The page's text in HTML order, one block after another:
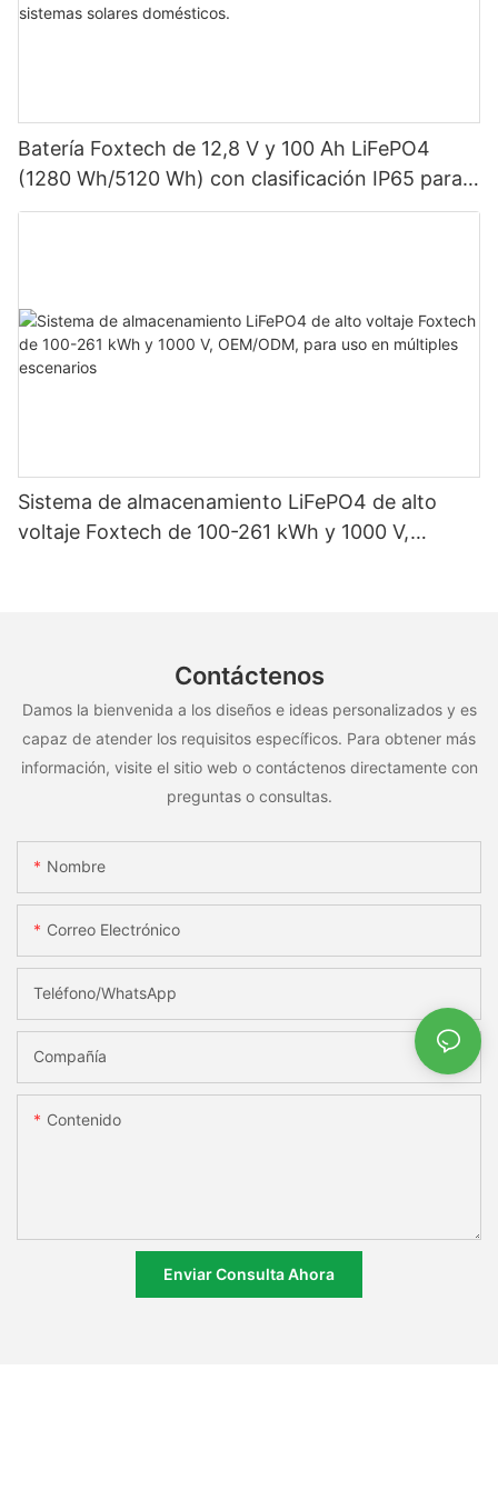
Batería Foxtech de 12,8 V y 100 Ah LiFePO4
(1280 Wh/5120 Wh) con clasificación IP65 para
almacenamiento de energía en sistemas solares
Sistema de almacenamiento LiFePO4 de alto
voltaje Foxtech de 100-261 kWh y 1000 V,
Contáctenos
Damos la bienvenida a los diseños e ideas personalizados y es
capaz de atender los requisitos específicos. Para obtener más
información, visite el sitio web o contáctenos directamente con
preguntas o consultas.
Nombre
Correo Electrónico
Teléfono/WhatsApp
Compañía
Contenido
Enviar Consulta Ahora